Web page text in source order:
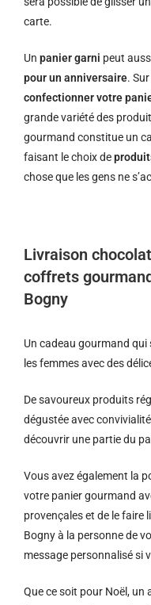
carte.
Un panier garni peut
pour un anniversaire.
confectionner votre
grande variété des
gourmand constitue un
faisant le choix de
chose que les gens ne
Livraison
coffrets
Bogny
Un cadeau gourmand qui
les femmes avec des
De savoureux produits
dégustée avec
découvrir une partie du
Vous avez également la
votre panier gourmand
provençales et de le faire
Bogny à la personne de
message personnalisé si
Que ce soit pour Noël,